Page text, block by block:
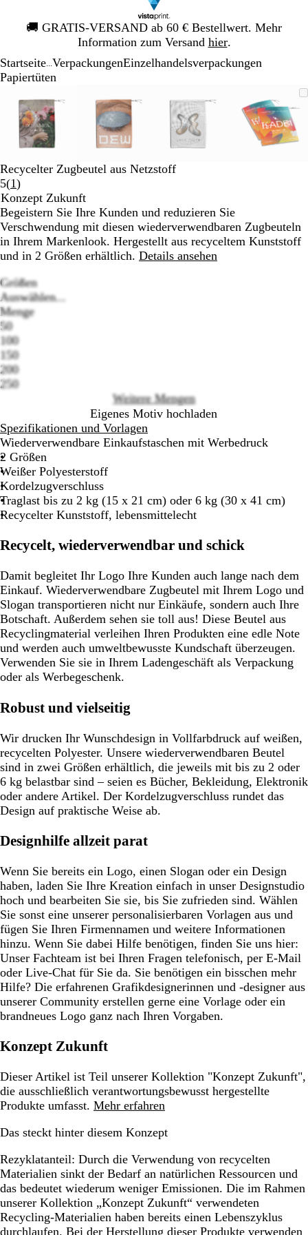
🚚 GRATIS-VERSAND ab 60 € Bestellwert. Mehr
Information zum Versand hier.
Galeriebild
1
Startseite VerpackungenEinzelhandelsverpackungen
Papiertüten
Bild
auf
Minimum
zum
Vergrößern
Sie
die
Tasten
+
und
zum
Zoomen
die
Pfeiltasten
Schwenken.
Bild
auf
Minimum
zum
Vergrößern
Sie
die
Tasten
+
und
Zoomen
die
Pfeiltasten
Vergrößer-/
Bild
auf
Minimum
zum
Vergrößern
Sie
die
Tasten
+
Zoomen
Pfeiltasten
zum
Bild
auf
Klicken
zum
Sie
die
Tasten
+
und
die
Recycelter Zugbeutel aus Netzstoff
5(1Bewertungen
1
lesen
)
Konzept Zukunft
Begeistern Sie Ihre Kunden und reduzieren Sie
Verschwendung mit diesen wiederverwendbaren Zugbeuteln
in Ihrem Markenlook. Hergestellt aus recyceltem Kunststoff
und in 2 Größen erhältlich. Details ansehen
Größen
Auswählen...
Menge
50
100
150
200
250
Weitere Mengen
Eigenes Motiv hochladen
Spezifikationen und Vorlagen
Wiederverwendbare Einkaufstaschen mit Werbedruck
2 Größen
Weißer Polyesterstoff
Kordelzugverschluss
Traglast bis zu 2 kg (15 x 21 cm) oder 6 kg (30 x 41 cm)
Recycelter Kunststoff, lebensmittelecht
Recycelt, wiederverwendbar und schick
Damit begleitet Ihr Logo Ihre Kunden auch lange nach dem
Einkauf. Wiederverwendbare Zugbeutel mit Ihrem Logo und
Slogan transportieren nicht nur Einkäufe, sondern auch Ihre
Botschaft. Außerdem sehen sie toll aus! Diese Beutel aus
Recyclingmaterial verleihen Ihren Produkten eine edle Note
und werden auch umweltbewusste Kundschaft überzeugen.
Verwenden Sie sie in Ihrem Ladengeschäft als Verpackung
oder als Werbegeschenk.
Robust und vielseitig
Wir drucken Ihr Wunschdesign in Vollfarbdruck auf weißen,
recycelten Polyester. Unsere wiederverwendbaren Beutel
sind in zwei Größen erhältlich, die jeweils mit bis zu 2 oder
6 kg belastbar sind – seien es Bücher, Bekleidung, Elektronik
oder andere Artikel. Der Kordelzugverschluss rundet das
Design auf praktische Weise ab.
Designhilfe allzeit parat
Wenn Sie bereits ein Logo, einen Slogan oder ein Design
haben, laden Sie Ihre Kreation einfach in unser Designstudio
hoch und bearbeiten Sie sie, bis Sie zufrieden sind. Wählen
Sie sonst eine unserer personalisierbaren Vorlagen aus und
fügen Sie Ihren Firmennamen und weitere Informationen
hinzu. Wenn Sie dabei Hilfe benötigen, finden Sie uns hier:
Unser Fachteam ist bei Ihren Fragen telefonisch, per E-Mail
oder Live-Chat für Sie da. Sie benötigen ein bisschen mehr
Hilfe? Die erfahrenen Grafikdesignerinnen und -designer aus
unserer Community erstellen gerne eine Vorlage oder ein
brandneues Logo ganz nach Ihren Vorgaben.
Konzept Zukunft
Dieser Artikel ist Teil unserer Kollektion "Konzept Zukunft",
die ausschließlich verantwortungsbewusst hergestellte
Produkte umfasst. Mehr erfahren
Das steckt hinter diesem Konzept
Rezyklatanteil: Durch die Verwendung von recycelten
Materialien sinkt der Bedarf an natürlichen Ressourcen und
das bedeutet wiederum weniger Emissionen. Die im Rahmen
unserer Kollektion „Konzept Zukunft“ verwendeten
Recycling-Materialien haben bereits einen Lebenszyklus
durchlaufen. Bei der Herstellung dieser Produkte verwenden